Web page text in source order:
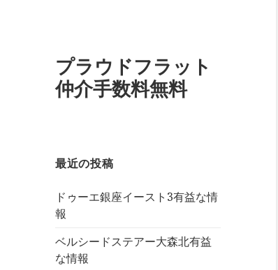
プラウドフラット
仲介手数料無料
最近の投稿
ドゥーエ銀座イースト3有益な情
報
ベルシードステアー大森北有益
な情報